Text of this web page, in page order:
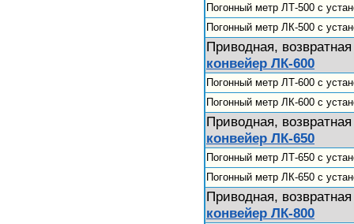
Погонный метр ЛТ-500 с
Погонный метр ЛК-500 с
Приводная,
конвейер ЛК-600
Погонный метр ЛТ-600 с
Погонный метр ЛК-600 с
Приводная,
конвейер ЛК-650
Погонный метр ЛТ-650 с
Погонный метр ЛК-650 с
Приводная,
конвейер ЛК-800